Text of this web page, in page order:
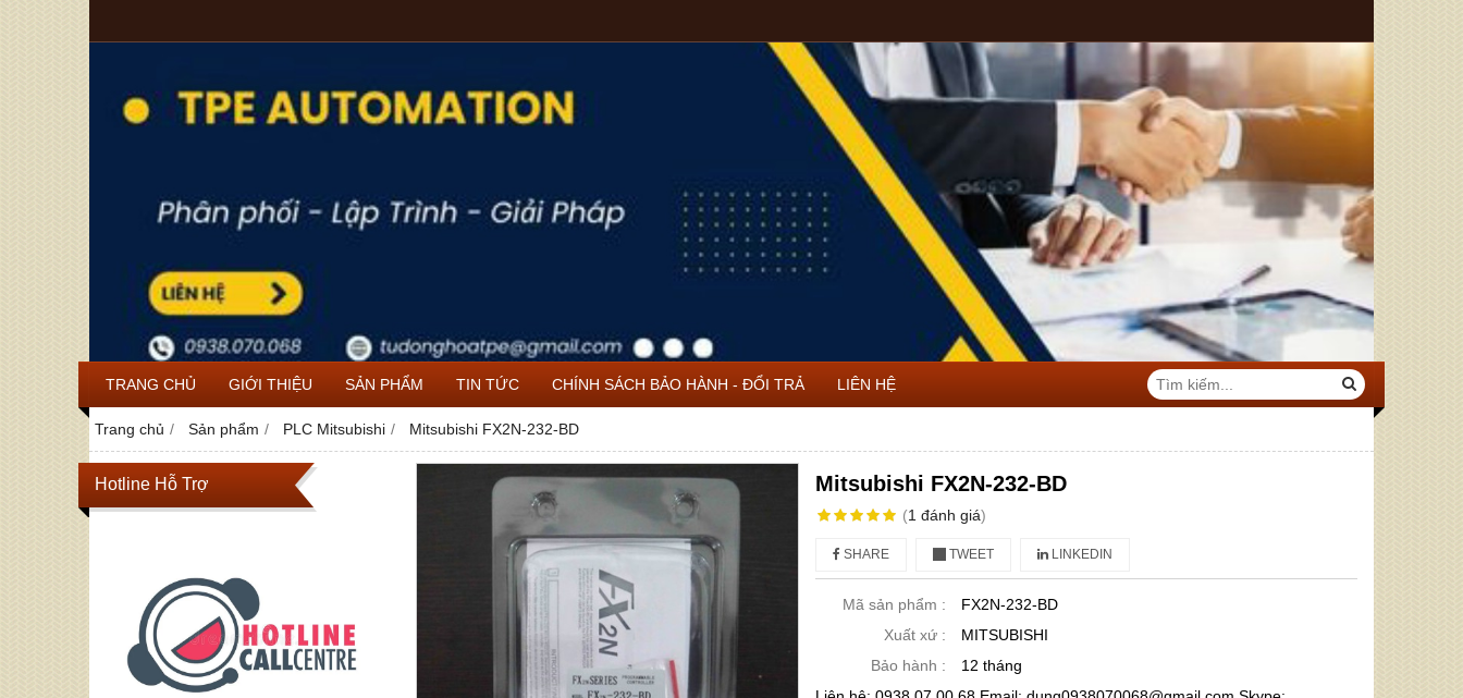
TRANG CHỦ GIỚI THIỆU SẢN PHẨM TIN TỨC CHÍNH SÁCH BẢO HÀNH - ĐỔI TRẢ LIÊN HỆ
Trang chủ Sản phẩm PLC Mitsubishi Mitsubishi FX2N-232-BD
Hotline Hỗ Trợ Mitsubishi FX2N-232-BD
(1 đánh giá)
SHARE TWEET LINKEDIN
Mã sản phẩm :
FX2N-232-BD
Xuất xứ :
MITSUBISHI
Bảo hành :
12 tháng